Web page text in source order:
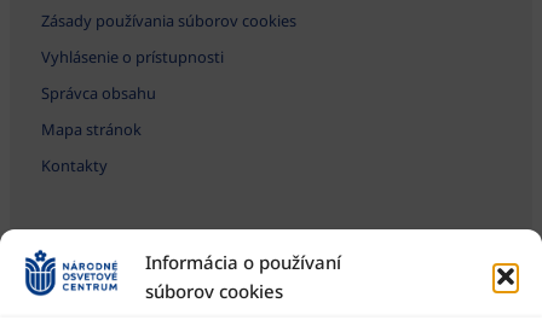
Informácia o používaní
súborov cookies
Zásady používania súborov cookies
Vyhlásenie o prístupnosti
Správca obsahu
Mapa stránok
Kontakty